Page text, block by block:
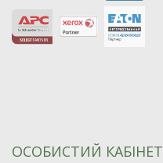
ОСОБИСТИЙ КАБІНЕТ